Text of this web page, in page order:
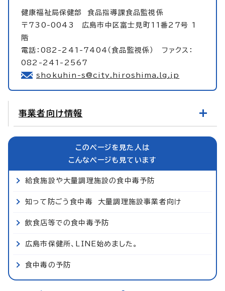
健康福祉局保健部 食品指導課食品監視係
〒730-0043 広島市中区富士見町11番27号 1
階
電話：082-241-7404（食品監視係） ファクス：
082-241-2567
shokuhin-s@city.hiroshima.lg.jp
事業者向け情報
このページを見た人は
こんなページも見ています
給食施設や大量調理施設の食中毒予防
知って防ごう食中毒 大量調理施設事業者向け
飲食店等での食中毒予防
広島市保健所、LINE始めました。
食中毒の予防